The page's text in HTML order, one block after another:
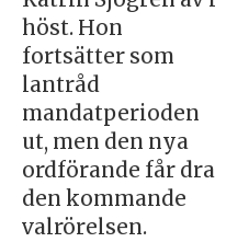
höst. Hon
fortsätter som
lantråd
mandatperioden
ut, men den nya
ordförande får dra
den kommande
valrörelsen.